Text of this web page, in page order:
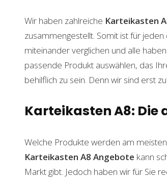
Wir haben zahlreiche Karteikasten
zusammengestellt. Somit ist für
miteinander verglichen und alle
passende Produkt auswählen, das
behilflich zu sein. Denn wir sind erst
Karteikasten A8: Die
Welche Produkte werden am
Karteikasten A8 Angebote kann
Markt gibt. Jedoch haben wir für Sie